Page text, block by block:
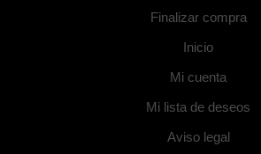
Finalizar compra
Inicio
Mi cuenta
Mi lista de deseos
Aviso legal